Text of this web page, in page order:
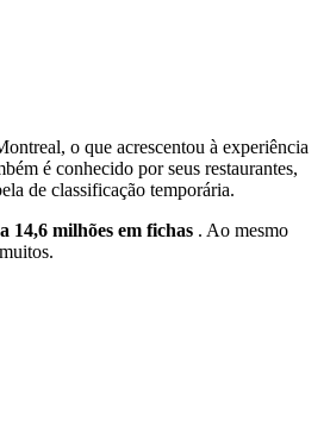
o que acrescentou à experiência
é conhecido por seus restaurantes,
de classificação temporária.
14,6 milhões em fichas . Ao mesmo